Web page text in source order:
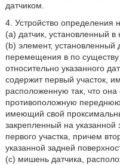
датчиком.
4. Устройство определения
(a) датчик, установленный
(b) элемент, установленный
перемещения в по
относительно указанного
содержит первый участок,
расположенную так, что
противоположную переднюю
имеющий свой
закрепленный на указанной
первого участка, причем
указанной задней
(c) мишень датчика,